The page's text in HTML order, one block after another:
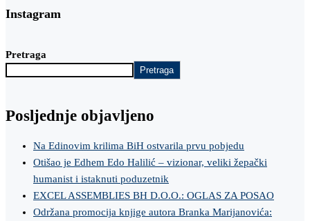
Instagram
Pretraga
Pretraga
Posljednje objavljeno
Na Edinovim krilima BiH ostvarila prvu pobjedu
Otišao je Edhem Edo Halilić – vizionar, veliki žepački
humanist i istaknuti poduzetnik
EXCEL ASSEMBLIES BH D.O.O.: OGLAS ZA POSAO
Održana promocija knjige autora Branka Marijanovića: